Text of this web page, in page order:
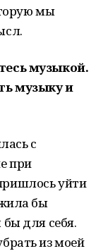
мы
музыкой.
музыку и
с
при
уйти
бы
бы для себя.
из моей